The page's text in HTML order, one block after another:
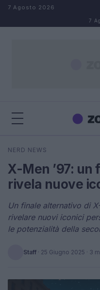
Salta al contenuto
7 Agosto 2026
7
Cerca
NERD NEWS
X-Men ’97:
rivela nuove
Un finale alternativo di
rivelare nuovi iconici
le potenzialità della
Staff · 25 Giugno 2025 · 3